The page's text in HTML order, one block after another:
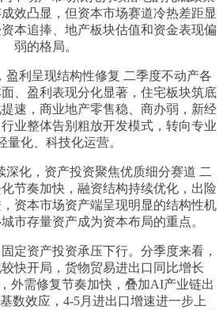
效凸显，但资本市场赛道冷热差距显
本追捧、地产板块估值和资金表现偏
弱的格局。
盈利呈现结构性修复 二季度不动产各
、盈利表现分化显著，住宅板块筑底
速，商业地产零售稳、商办弱，新经
业整体告别粗放开发模式，转向专业
量化、科技化运营。
深化，资产投资聚焦优质细分赛道 二
节奏加快，融资结构持续优化，出险
资本市场资产端呈现明显的结构性机
市存量资产成为资本布局的重点。
定资产投资承压下行。分季度来看，
快开局，货物贸易进出口同比增长
外需修复节奏加快，叠加AI产业链出
数效应，4-5月进出口增速进一步上